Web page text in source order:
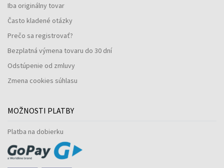
Iba originálny tovar
Často kladené otázky
Prečo sa registrovať?
Bezplatná výmena tovaru do 30 dní
Odstúpenie od zmluvy
Zmena cookies súhlasu
MOŽNOSTI PLATBY
Platba na dobierku